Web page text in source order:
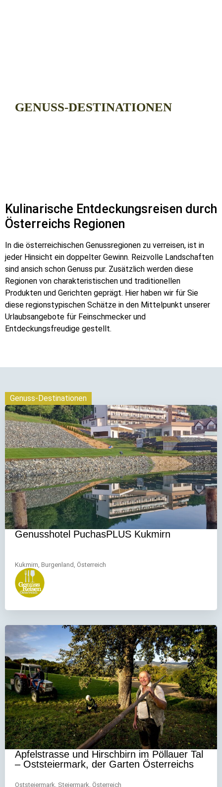
GENUSS-DESTINATIONEN
Kulinarische Entdeckungsreisen durch
Österreichs Regionen
In die österreichischen Genussregionen zu verreisen, ist in
jeder Hinsicht ein doppelter Gewinn. Reizvolle Landschaften
sind ansich schon Genuss pur. Zusätzlich werden diese
Regionen von charakteristischen und traditionellen
Produkten und Gerichten geprägt. Hier haben wir für Sie
diese regionstypischen Schätze in den Mittelpunkt unserer
Urlaubsangebote für Feinschmecker und
Entdeckungsfreudige gestellt.
Genuss-Destinationen
Genusshotel PuchasPLUS Kukmirn
Kukmirn, Burgenland, Österreich
Apfelstrasse und Hirschbirn im Pöllauer Tal
– Oststeiermark, der Garten Österreichs
Oststeiermark, Steiermark, Österreich